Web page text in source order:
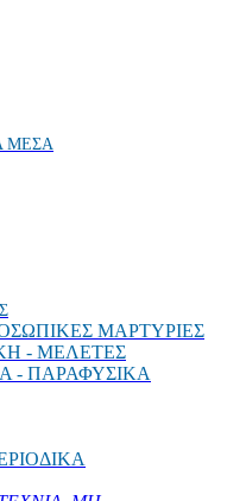
ΜΕΣΑ
ΜΑΡΤΥΡΙΕΣ
- ΜΕΛΕΤΕΣ
- ΠΑΡΑΦΥΣΙΚΑ